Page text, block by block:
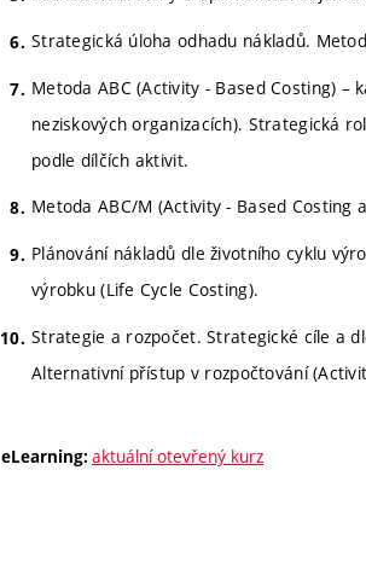
Strategická úloha odhadu nákladů.
Metoda ABC (Activity - Based Costing) –
neziskových organizacích). Strategická
podle dílčích aktivit.
Metoda ABC/M (Activity - Based
Plánování nákladů dle životního cyklu
výrobku (Life Cycle Costing).
Strategie a rozpočet. Strategické cíle a
Alternativní přístup v rozpočtování
eLearning: aktuální otevřený kurz